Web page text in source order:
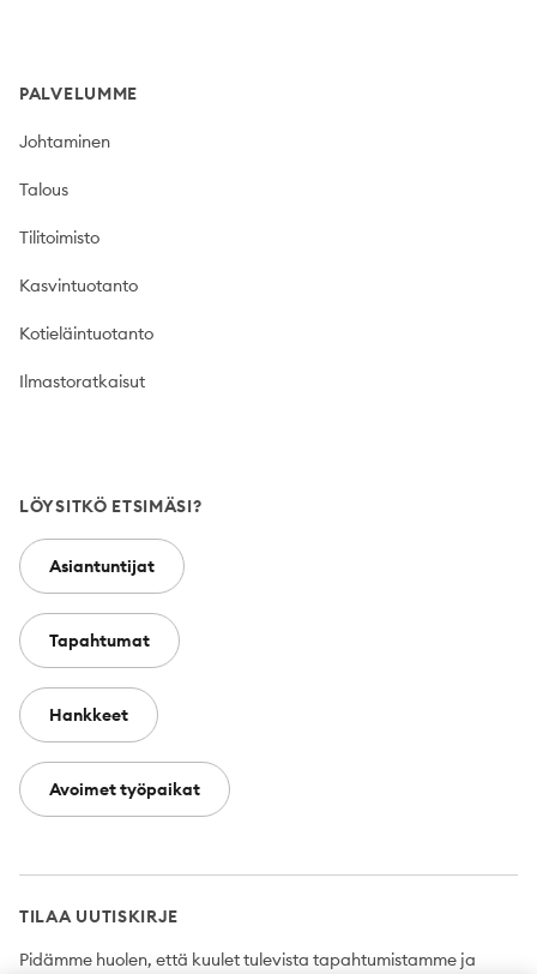
PALVELUMME
Johtaminen
Talous
Tilitoimisto
Kasvintuotanto
Kotieläintuotanto
Ilmastoratkaisut
LÖYSITKÖ ETSIMÄSI?
Asiantuntijat
Tapahtumat
Hankkeet
Avoimet työpaikat
TILAA UUTISKIRJE
Pidämme huolen, että kuulet tulevista tapahtumistamme ja